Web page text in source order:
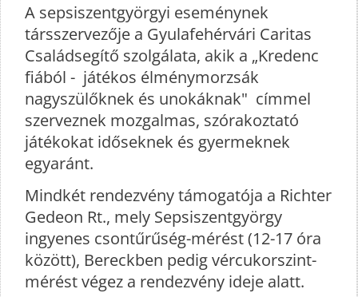
A sepsiszentgyörgyi eseménynek
társszervezője a Gyulafehérvári Caritas
Családsegítő szolgálata, akik a „Kredenc
fiából - játékos élménymorzsák
nagyszülőknek és unokáknak" címmel
szerveznek mozgalmas, szórakoztató
játékokat időseknek és gyermeknek
egyaránt.
Mindkét rendezvény támogatója a Richter
Gedeon Rt., mely Sepsiszentgyörgy
ingyenes csontűrűség-mérést (12-17 óra
között), Bereckben pedig vércukorszint-
mérést végez a rendezvény ideje alatt.